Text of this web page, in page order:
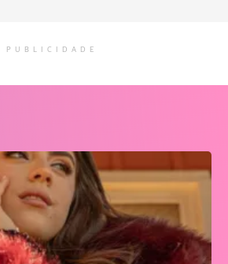
PUBLICIDADE